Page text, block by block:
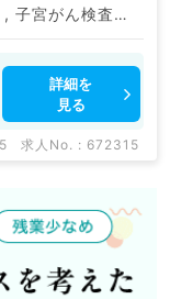
子宮がん検査（体がん）, 子宮がん検査（頚がん）, 検診
詳細を
見る
求人No. : 672315